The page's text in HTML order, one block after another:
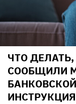
ЧТО
СООБЩИЛИ
ИНСТРУКЦИЯ